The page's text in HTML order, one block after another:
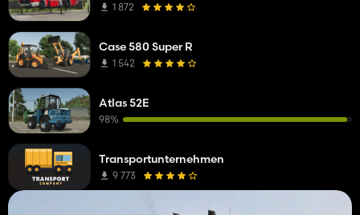
1 872
Case 580 Super R
1 542
Atlas 52E
98%
Transportunternehmen
9 773